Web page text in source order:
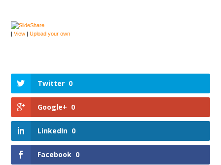
|View |Upload your own
Twitter 0
Google+ 0
LinkedIn 0
Facebook 0